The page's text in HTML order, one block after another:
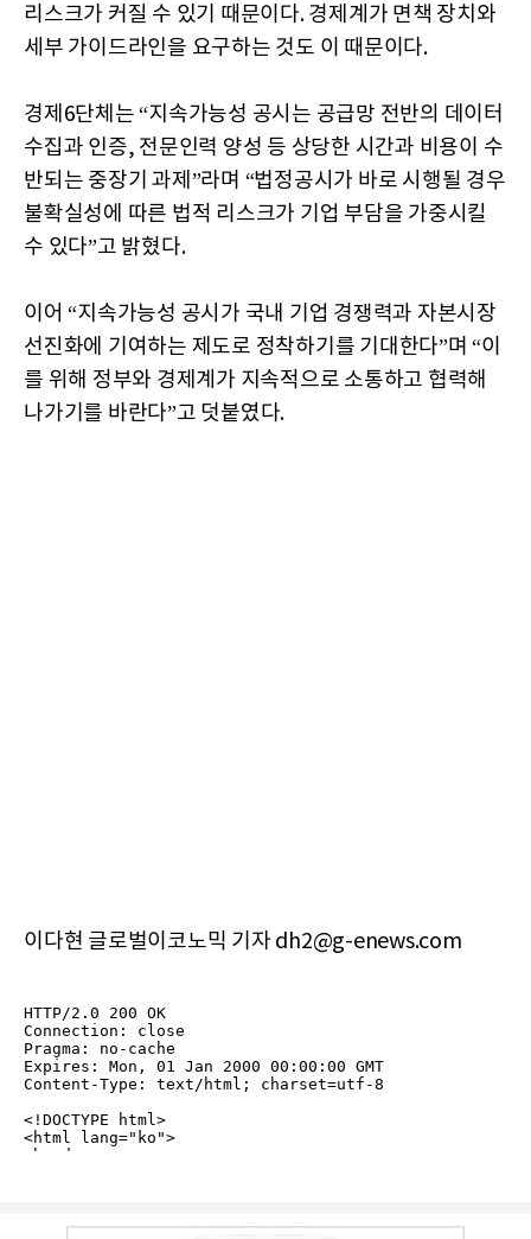
리스크가 커질 수 있기 때문이다. 경제계가 면책 장치와
세부 가이드라인을 요구하는 것도 이 때문이다.
경제6단체는 “지속가능성 공시는 공급망 전반의 데이터
수집과 인증, 전문인력 양성 등 상당한 시간과 비용이 수
반되는 중장기 과제”라며 “법정공시가 바로 시행될 경우
불확실성에 따른 법적 리스크가 기업 부담을 가중시킬
수 있다”고 밝혔다.
이어 “지속가능성 공시가 국내 기업 경쟁력과 자본시장
선진화에 기여하는 제도로 정착하기를 기대한다”며 “이
를 위해 정부와 경제계가 지속적으로 소통하고 협력해
나가기를 바란다”고 덧붙였다.
이다현 글로벌이코노믹 기자 dh2@g-enews.com